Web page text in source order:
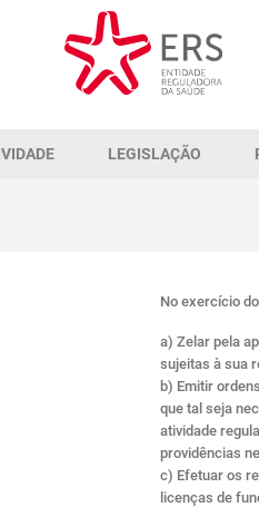
LEGISLAÇÃO
No exercício
a) Zelar pela
sujeitas à sua
b) Emitir
que tal seja
atividade
providências
c) Efetuar os
licenças de